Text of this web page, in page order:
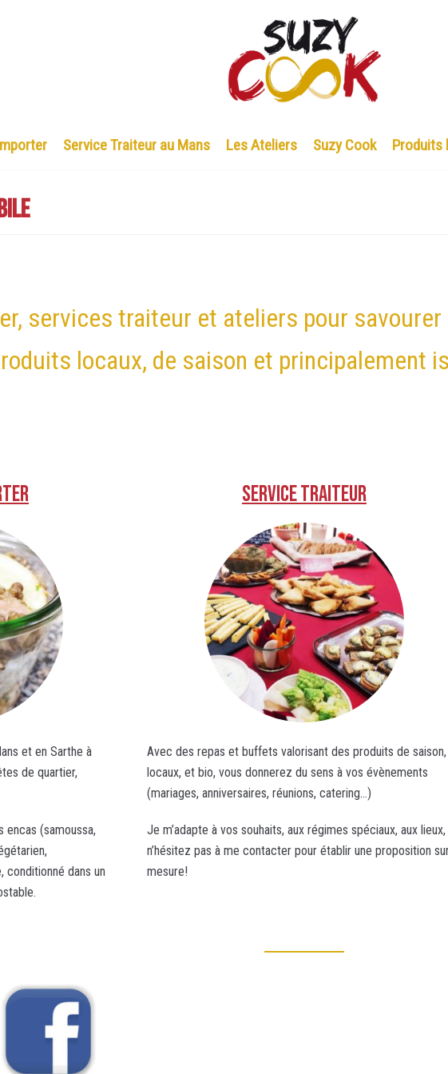
Service Traiteur au Mans Les Ateliers Suzy Cook Produits
services traiteur et ateliers pour
locaux, de saison et principalement
et en Sarthe à
de quartier,
encas (samoussa,
conditionné dans un
Service Traiteur
Avec des repas et buffets valorisant des produits de saison,
locaux, et bio, vous donnerez du sens à vos évènements
(mariages, anniversaires, réunions, catering…)
Je m’adapte à vos souhaits, aux régimes spéciaux, aux lieux,
n’hésitez pas à me contacter pour établir une proposition
mesure!